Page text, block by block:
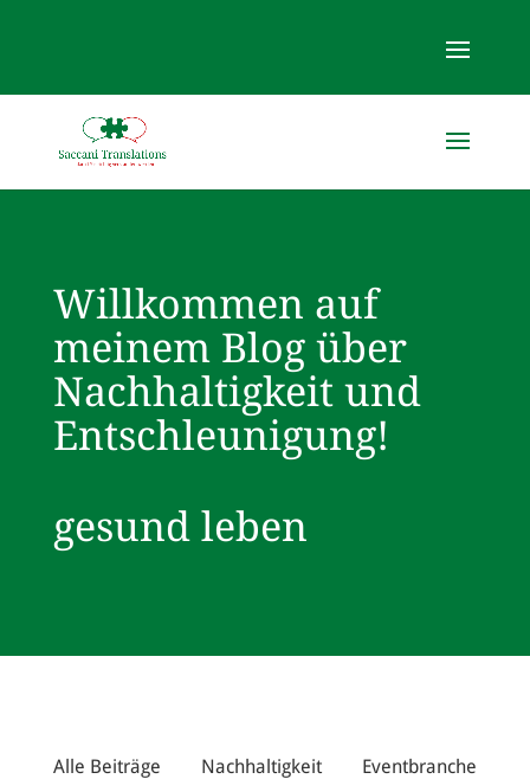
Willkommen auf
meinem Blog über
Nachhaltigkeit und
Entschleunigung!
gesund leben
Alle Beiträge Nachhaltigkeit
Eventbranche